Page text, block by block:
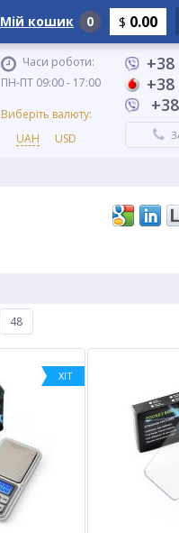
Часи роботи:
ПН-ПТ 09:00 - 17:00
Виберіть валюту:
UAH
USD
48
ХІТ
Мій кошик 0 $ 0.00